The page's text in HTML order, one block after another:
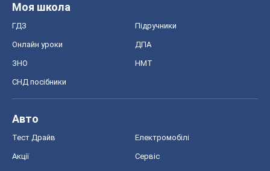
Моя школа
ГДЗ Підручники
Онлайн уроки ДПА
ЗНО НМТ
СНД посібники
Авто
Тест Драйв Електромобілі
Акції Сервіс